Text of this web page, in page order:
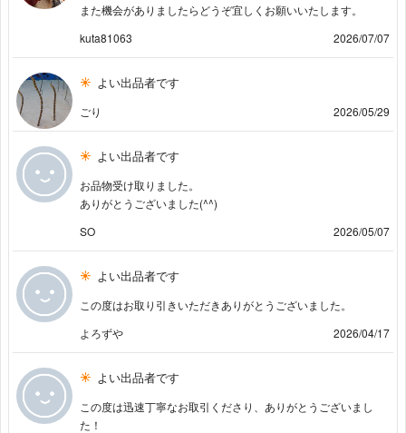
また機会がありましたらどうぞ宜しくお願いいたします。
kuta81063
2026/07/07
よい出品者です
ごり 2026/05/29
よい出品者です
お品物受け取りました。
ありがとうございました(^^)
SO
2026/05/07
よい出品者です
この度はお取り引きいただきありがとうございました。
よろずや
2026/04/17
よい出品者です
この度は迅速丁寧なお取引くださり、ありがとうございまし
た！